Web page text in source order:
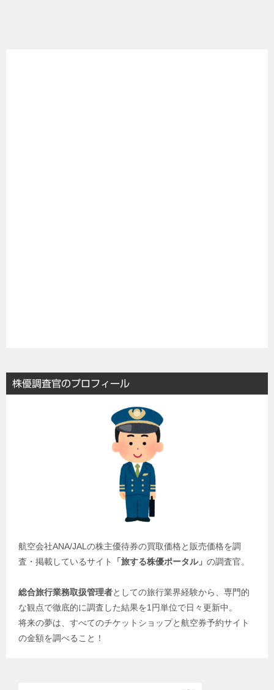
株優調査官のプロフィール
航空会社ANA/JALの株主優待券の買取価格と販売価格を調
査・掲載しているサイト
「旅する株優ポータル」 の調査官。
総合旅行業務取扱管理者としての旅行業界経験から、専門的
な観点で徹底的に調査した結果を1円単位で日々更新中。
将来の夢は、すべてのチケットショップと航空券予約サイト
の金額を調べること！